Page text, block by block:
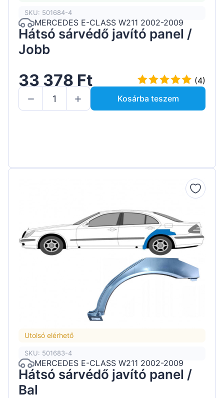
SKU: 501684-4
MERCEDES E-CLASS W211 2002-2009
Hátsó sárvédő javító panel /
Jobb
33 378 Ft
(4)
Kosárba teszem
Utolsó elérhető
SKU: 501683-4
MERCEDES E-CLASS W211 2002-2009
Hátsó sárvédő javító panel /
Bal